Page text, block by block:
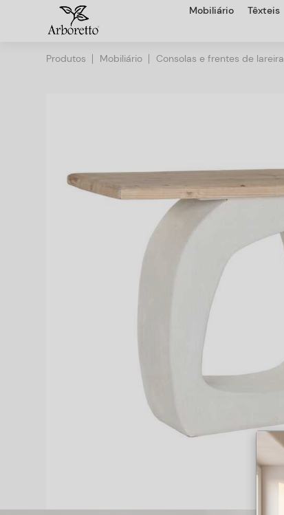
Mobiliário Têxteis
Produtos Mobiliário Consolas e frentes de lareira